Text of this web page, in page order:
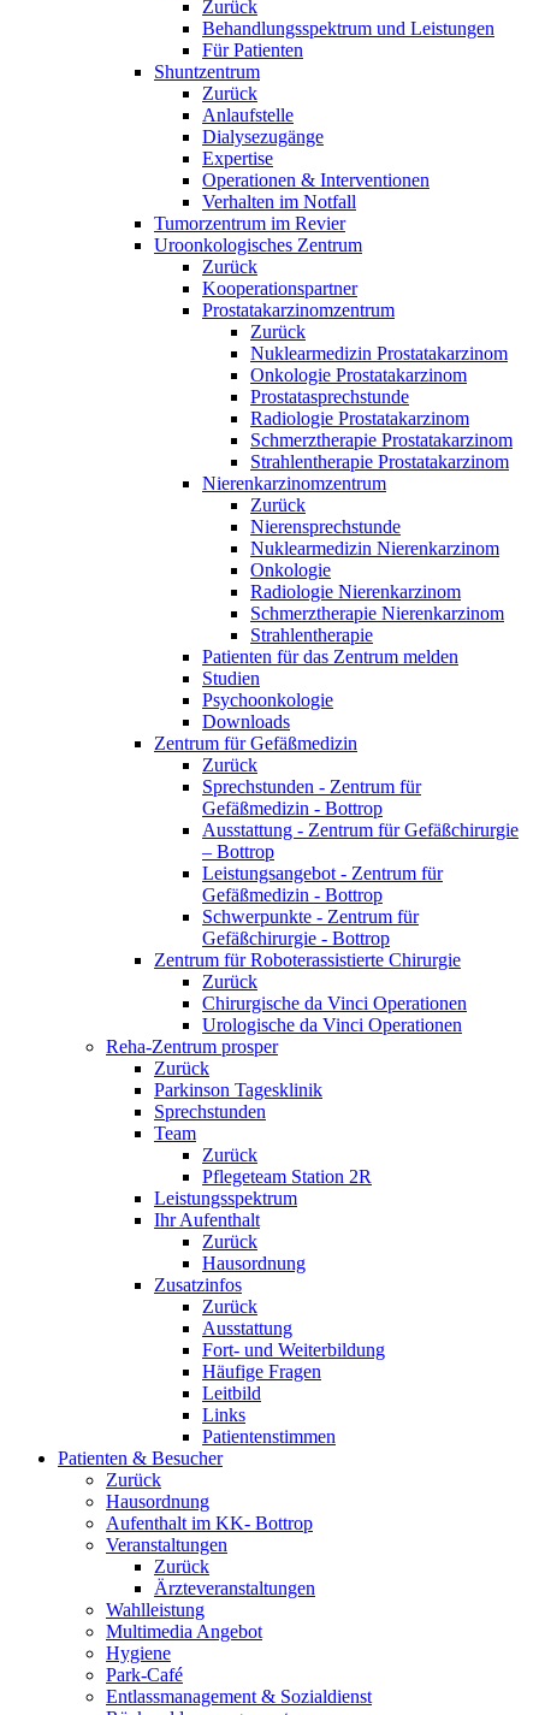
Zurück
Behandlungsspektrum und Leistungen
Für Patienten
Shuntzentrum
Zurück
Anlaufstelle
Dialysezugänge
Expertise
Operationen & Interventionen
Verhalten im Notfall
Tumorzentrum im Revier
Uroonkologisches Zentrum
Zurück
Kooperationspartner
Prostatakarzinomzentrum
Zurück
Nuklearmedizin Prostatakarzinom
Onkologie Prostatakarzinom
Prostatasprechstunde
Radiologie Prostatakarzinom
Schmerztherapie Prostatakarzinom
Strahlentherapie Prostatakarzinom
Nierenkarzinomzentrum
Zurück
Nierensprechstunde
Nuklearmedizin Nierenkarzinom
Onkologie
Radiologie Nierenkarzinom
Schmerztherapie Nierenkarzinom
Strahlentherapie
Patienten für das Zentrum melden
Studien
Psychoonkologie
Downloads
Zentrum für Gefäßmedizin
Zurück
Sprechstunden - Zentrum für
Gefäßmedizin - Bottrop
Ausstattung - Zentrum für Gefäßchirurgie
– Bottrop
Leistungsangebot - Zentrum für
Gefäßmedizin - Bottrop
Schwerpunkte - Zentrum für
Gefäßchirurgie - Bottrop
Zentrum für Roboterassistierte Chirurgie
Zurück
Chirurgische da Vinci Operationen
Urologische da Vinci Operationen
Reha-Zentrum prosper
Zurück
Parkinson Tagesklinik
Sprechstunden
Team
Zurück
Pflegeteam Station 2R
Leistungsspektrum
Ihr Aufenthalt
Zurück
Hausordnung
Zusatzinfos
Zurück
Ausstattung
Fort- und Weiterbildung
Häufige Fragen
Leitbild
Links
Patientenstimmen
Patienten & Besucher
Zurück
Hausordnung
Aufenthalt im KK- Bottrop
Veranstaltungen
Zurück
Ärzteveranstaltungen
Wahlleistung
Multimedia Angebot
Hygiene
Park-Café
Entlassmanagement & Sozialdienst